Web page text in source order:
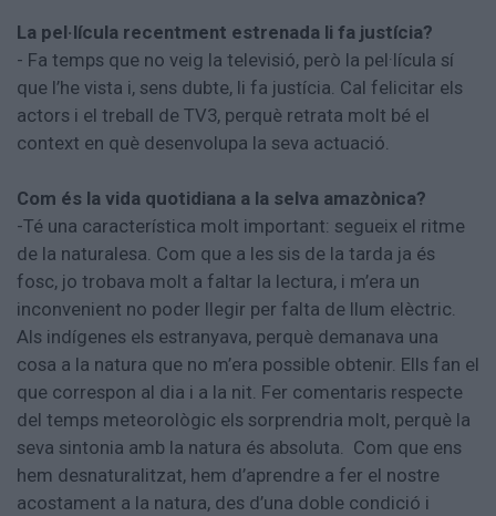
La pel·lícula recentment estrenada li fa justícia?
- Fa temps que no veig la televisió, però la pel·lícula sí
que l’he vista i, sens dubte, li fa justícia. Cal felicitar els
actors i el treball de TV3, perquè retrata molt bé el
context en què desenvolupa la seva actuació.
Com és la vida quotidiana a la selva amazònica?
-Té una característica molt important: segueix el ritme
de la naturalesa. Com que a les sis de la tarda ja és
fosc, jo trobava molt a faltar la lectura, i m’era un
inconvenient no poder llegir per falta de llum elèctric.
Als indígenes els estranyava, perquè demanava una
cosa a la natura que no m’era possible obtenir. Ells fan el
que correspon al dia i a la nit. Fer comentaris respecte
del temps meteorològic els sorprendria molt, perquè la
seva sintonia amb la natura és absoluta. Com que ens
hem desnaturalitzat, hem d’aprendre a fer el nostre
acostament a la natura, des d’una doble condició i